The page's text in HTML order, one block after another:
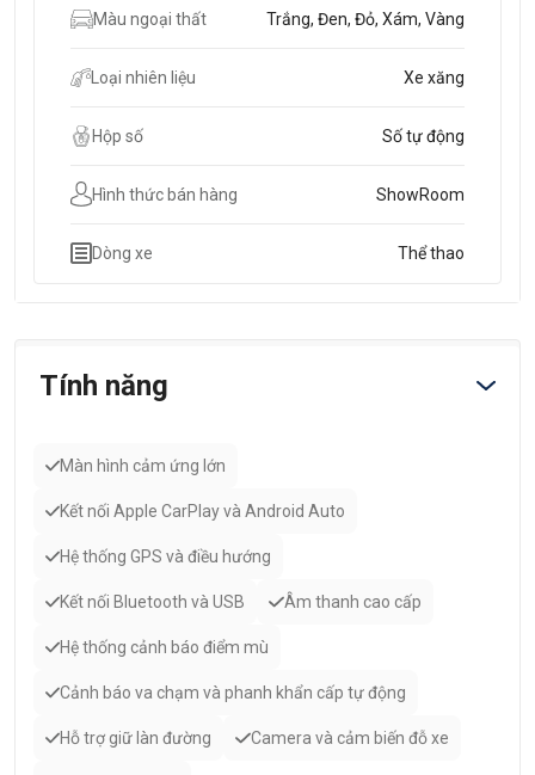
Màu ngoại thất Trắng, Đen, Đỏ, Xám, Vàng
Loại nhiên liệu Xe xăng
Hộp số Số tự động
Hình thức bán hàng ShowRoom
Dòng xe Thể thao
Tính năng
Màn hình cảm ứng lớn
Kết nối Apple CarPlay và Android Auto
Hệ thống GPS và điều hướng
Kết nối Bluetooth và USB Âm thanh cao cấp
Hệ thống cảnh báo điểm mù
Cảnh báo va chạm và phanh khẩn cấp tự động
Hỗ trợ giữ làn đường Camera và cảm biến đỗ xe